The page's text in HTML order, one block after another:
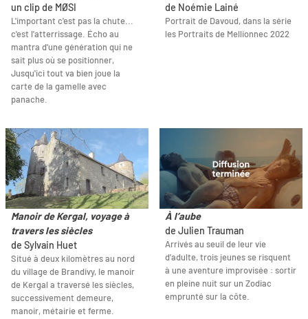
un clip de MØSI
L'important c'est pas la chute...
c'est l'atterrissage. Écho au
mantra d'une génération qui ne
sait plus où se positionner,
Jusqu'ici tout va bien joue la
carte de la gamelle avec
panache.
de Noémie Lainé
Portrait de Davoud, dans la série
les Portraits de Mellionnec 2022
Manoir de Kergal, voyage à
travers les siècles
de Sylvain Huet
Situé à deux kilomètres au nord
du village de Brandivy, le manoir
de Kergal a traversé les siècles,
successivement demeure,
manoir, métairie et ferme.
À l’aube
de Julien Trauman
Arrivés au seuil de leur vie
d’adulte, trois jeunes se risquent
à une aventure improvisée : sortir
en pleine nuit sur un Zodiac
emprunté sur la côte.